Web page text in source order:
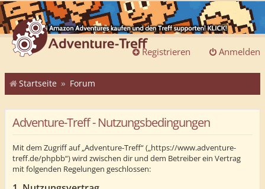
Anmelden
Registrieren
Startseite Forum
Adventure-Treff - Nutzungsbedingungen
Mit dem Zugriff auf „Adventure-Treff“ („https://www.adventure-
treff.de/phpbb“) wird zwischen dir und dem Betreiber ein Vertrag
mit folgenden Regelungen geschlossen: